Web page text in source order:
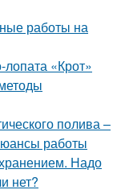
работы на
«Крот»
полива –
работы
Надо
нет?